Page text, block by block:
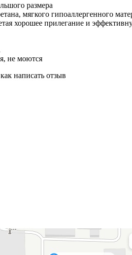
размера
мягкого гипоаллергенного
хорошее прилегание и
не моются
написать отзыв